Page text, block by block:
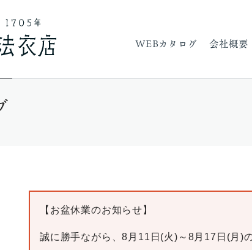
WEBカタログ 会社概要
【お盆休業のお知らせ】
誠に勝手ながら、8月11日(火)～8月17日(月)